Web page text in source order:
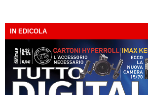
IN EDICOLA